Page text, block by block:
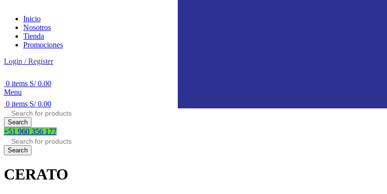
Inicio
Nosotros
Tienda
Promociones
Login / Register
0 items S/0.00
Menu
0 items S/0.00
Search
+51 960 356 177
Search
CERATO